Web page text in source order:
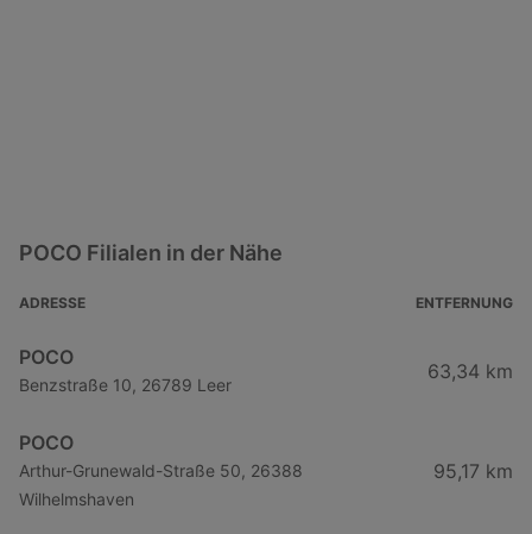
POCO Filialen in der Nähe
ADRESSE ENTFERNUNG
POCO
Benzstraße 10, 26789 Leer
63,34 km
POCO
Arthur-Grunewald-Straße 50, 26388
Wilhelmshaven
95,17 km